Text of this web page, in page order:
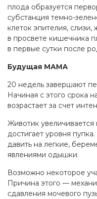
плода образуется
субстанция темно-
клеток эпителия,
в просвете кишечника
в первые сутки после
Будущая МАМА
20 недель завершают
Начиная с этого срока
возрастает за счет
Животик увеличивается
достигает уровня
давить на легкие,
явлениями одышки.
Возможно некоторое
Причина этого —
сдавления мочевого